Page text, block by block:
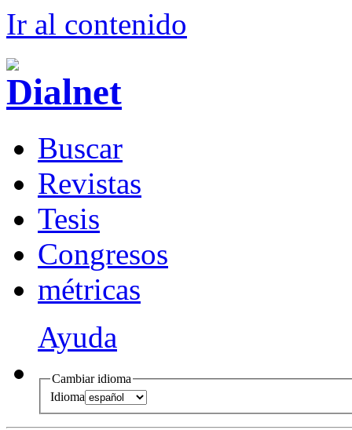
Ir al contenido
Buscar
Revistas
Tesis
Congresos
métricas
Ayuda
Cambiar idioma
Idioma